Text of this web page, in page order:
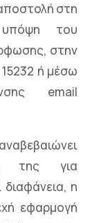
στη
υπόψη του
στην
ή μέσω
email
της για
διαφάνεια, η
εφαρμογή